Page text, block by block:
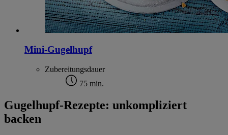
Mini-Gugelhupf
Zubereitungsdauer
75 min.
Gugelhupf-Rezepte: unkompliziert
backen